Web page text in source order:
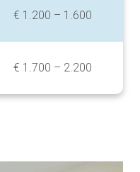
€ 1.200 – 1.600
€ 1.700 – 2.200